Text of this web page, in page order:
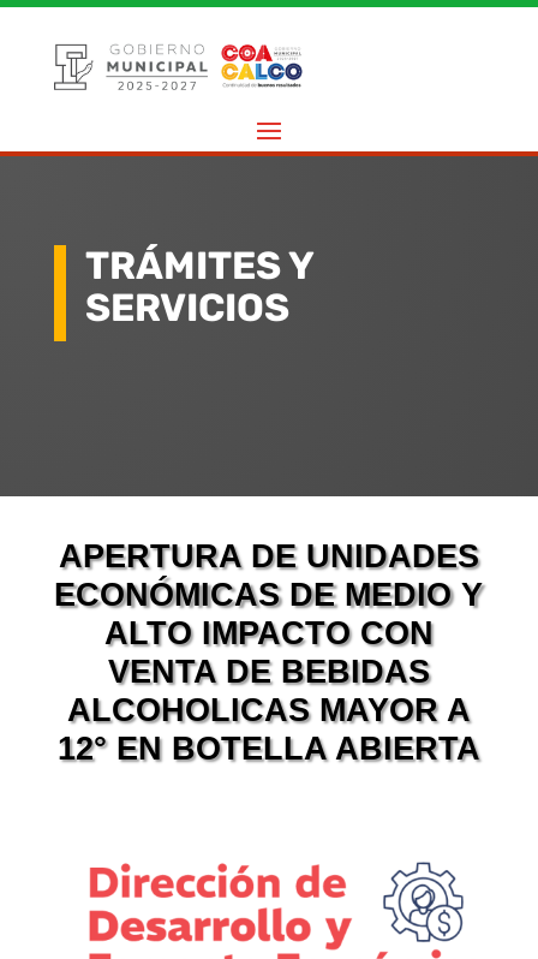
TRÁMITES Y
SERVICIOS
APERTURA DE UNIDADES
ECONÓMICAS DE MEDIO Y
ALTO IMPACTO CON
VENTA DE BEBIDAS
ALCOHOLICAS MAYOR A
12° EN BOTELLA ABIERTA